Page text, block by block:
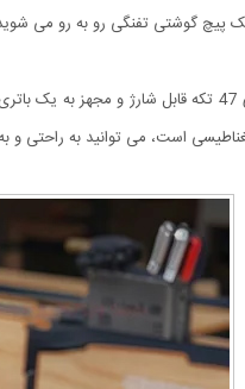
پیچ گوشتی تفنگی رو به رو می
است، می توانید به راحتی